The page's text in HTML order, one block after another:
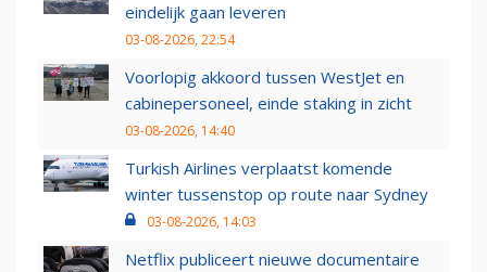
eindelijk gaan leveren
03-08-2026, 22:54
Voorlopig akkoord tussen WestJet en
cabinepersoneel, einde staking in zicht
03-08-2026, 14:40
Turkish Airlines verplaatst komende
winter tussenstop op route naar Sydney
03-08-2026, 14:03
Netflix publiceert nieuwe documentaire